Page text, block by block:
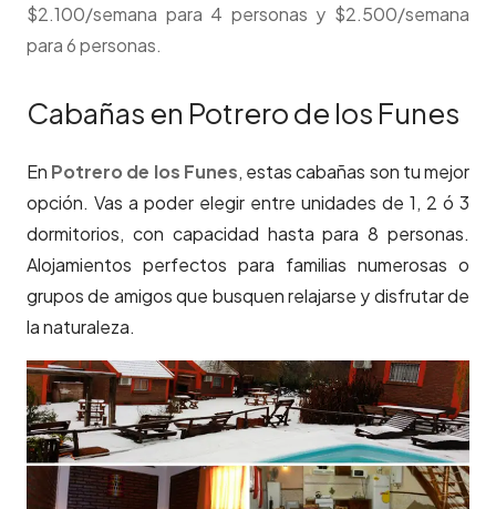
$2.100/semana para 4 personas y $2.500/semana
para 6 personas.
Cabañas en Potrero de los Funes
En Potrero de los Funes, estas cabañas son tu mejor
opción. Vas a poder elegir entre unidades de 1, 2 ó 3
dormitorios, con capacidad hasta para 8 personas.
Alojamientos perfectos para familias numerosas o
grupos de amigos que busquen relajarse y disfrutar de
la naturaleza.